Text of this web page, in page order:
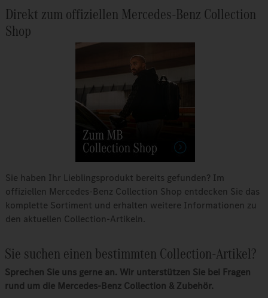
Direkt zum offiziellen Mercedes-Benz Collection
Shop
Sie haben Ihr Lieblingsprodukt bereits gefunden? Im
offiziellen Mercedes-Benz Collection Shop entdecken Sie das
komplette Sortiment und erhalten weitere Informationen zu
den aktuellen Collection-Artikeln.
Sie suchen einen bestimmten Collection-Artikel?
Sprechen Sie uns gerne an. Wir unterstützen Sie bei Fragen
rund um die Mercedes-Benz Collection & Zubehör.